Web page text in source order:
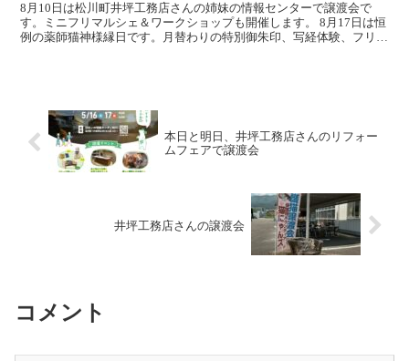
8月10日は松川町井坪工務店さんの姉妹の情報センターで譲渡会で
す。ミニフリマルシェ＆ワークショップも開催します。 8月17日は恒
例の薬師猫神様縁日です。月替わりの特別御朱印、写経体験、フリマ
本日と明日、井坪工務店さんのリフォー
ムフェアで譲渡会
井坪工務店さんの譲渡会
コメント